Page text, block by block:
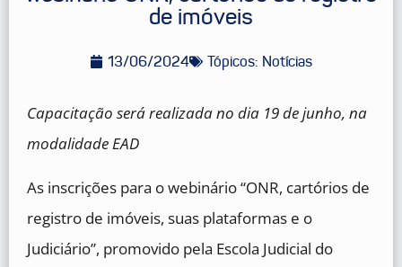
de imóveis
13/06/2024 Tópicos: Notícias
Capacitação será realizada no dia 19 de junho, na
modalidade EAD
As inscrições para o webinário “ONR, cartórios de
registro de imóveis, suas plataformas e o
Judiciário”, promovido pela Escola Judicial do